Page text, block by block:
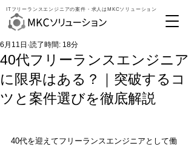
ITフリーランスエンジニアの案件・求人はMKCソリューション
40代フリーランスエンジニア
に限界はある？｜突破するコ
ツと案件選びを徹底解説
6月11日 読了時間: 18分
40代を迎えてフリーランスエンジニアとして働